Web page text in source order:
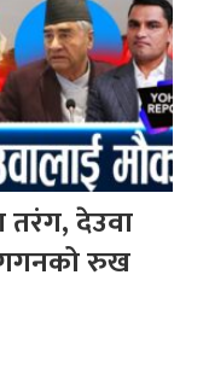
तरंग, देउवा
गगनको रुख